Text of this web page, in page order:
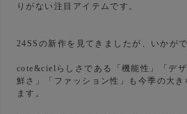
りがない注目アイテムです。
24SSの新作を見てきましたが、いかがで
cote&cielらしさである「機能性」「デ
鮮さ」「ファッション性」も今季の大
ます。